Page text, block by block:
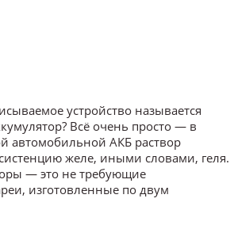
устройство называется
Всё очень просто — в
автомобильной АКБ раствор
желе, иными словами, геля.
— это не требующие
изготовленные по двум